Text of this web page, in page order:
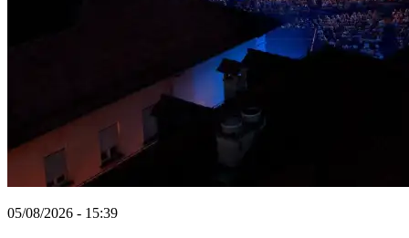
05/08/2026 - 15:39